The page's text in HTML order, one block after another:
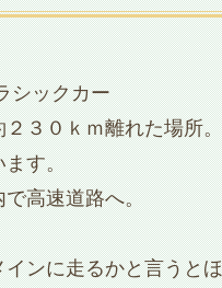
シックカー
３０ｋｍ離れた場所。
ます。
高速道路へ。
ンに走るかと言うと